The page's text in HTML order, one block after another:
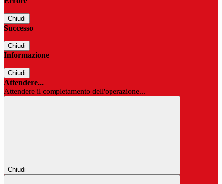
Chiudi
Successo
Chiudi
Informazione
Chiudi
Attendere...
Attendere il completamento dell'operazione...
Chiudi